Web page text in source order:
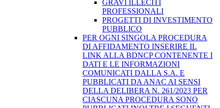
GRAVI ILLECITI
PROFESSIONALI
PROGETTI DI INVESTIMENTO
PUBBLICO
PER OGNI SINGOLA PROCEDURA
DI AFFIDAMENTO INSERIRE IL
LINK ALLA BDNCP CONTENENTE I
DATI E LE INFORMAZIONI
COMUNICATI DALLA S.A. E
PUBBLICATI DA ANAC AI SENSI
DELLA DELIBERA N. 261/2023 PER
CIASCUNA PROCEDURA SONO